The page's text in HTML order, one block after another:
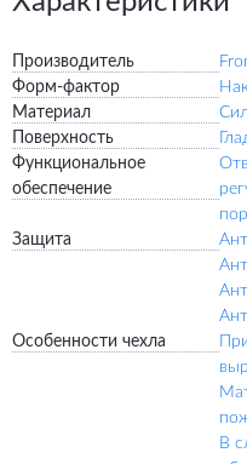
Производитель
Форм-фактор
Материал
Поверхность
Функциональное
обеспечение
Защита
Особенности чехла
В